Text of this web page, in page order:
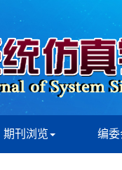
期刊浏览 编委